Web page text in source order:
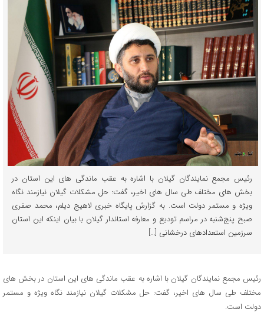
رئیس مجمع نمایندگان گیلان با اشاره به عقب ماندگی های این استان در
بخش های مختلف طی سال های اخیر، گفت: حل مشکلات گیلان نیازمند نگاه
ویژه و مستمر دولت است. به گزارش پایگاه خبری لاهیج دیلم، محمد صفری
صبح پنج‌شنبه در مراسم تودیع و معارفه استاندار گیلان با بیان اینکه این استان
سرزمین استعدادهای درخشانی […]
رئیس مجمع نمایندگان گیلان با اشاره به عقب ماندگی های این استان در بخش های
مختلف طی سال های اخیر، گفت: حل مشکلات گیلان نیازمند نگاه ویژه و مستمر
دولت است.